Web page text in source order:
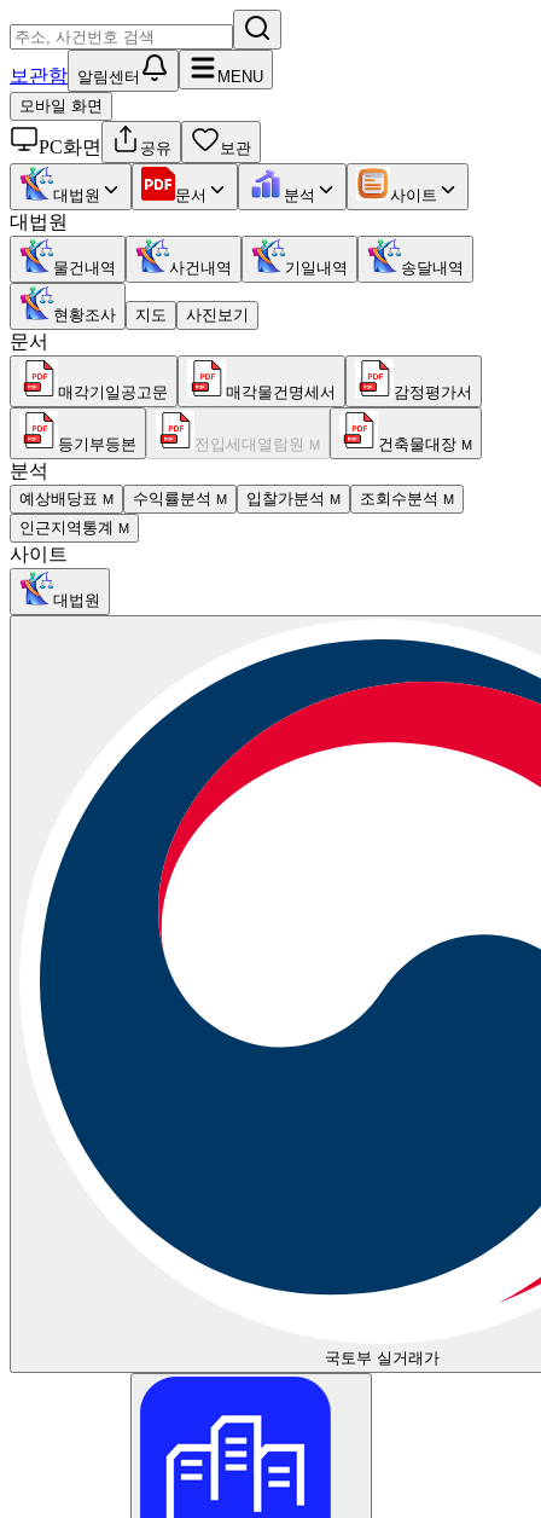
보관함 알림센터
MENU
모바일 화면
PC화면 공유 보관
대법원 문서 분석 사이트
대법원
물건내역 사건내역 기일내역 송달내역
현황조사 지도 사진보기
문서
매각기일공고문 매각물건명세서 감정평가서
등기부등본 전입세대열람원 M 건축물대장 M
분석
예상배당표 M 수익률분석 M 입찰가분석 M 조회수분석 M
인근지역통계 M
사이트
대법원
국토부 실거래가